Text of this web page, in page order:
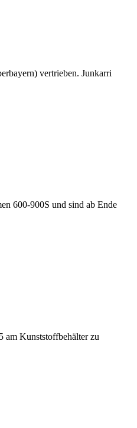
vertrieben. Junkarri
600-900S und sind ab Ende
am Kunststoffbehälter zu